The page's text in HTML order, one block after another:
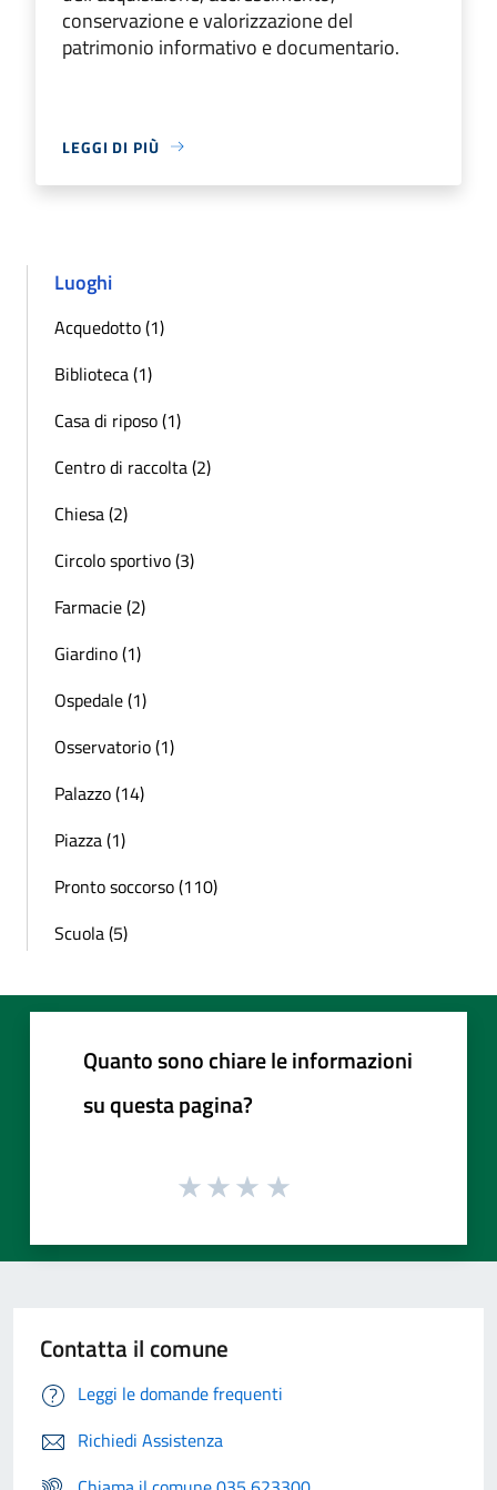
conservazione e valorizzazione del
patrimonio informativo e documentario.
LEGGI DI PIÙ
Luoghi
Acquedotto (1)
Biblioteca (1)
Casa di riposo (1)
Centro di raccolta (2)
Chiesa (2)
Circolo sportivo (3)
Farmacie (2)
Giardino (1)
Ospedale (1)
Osservatorio (1)
Palazzo (14)
Piazza (1)
Pronto soccorso (110)
Scuola (5)
Quanto sono chiare le informazioni
su questa pagina?
Contatta il comune
Leggi le domande frequenti
Richiedi Assistenza